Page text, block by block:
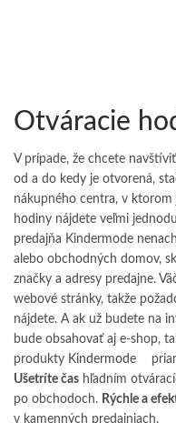
Otváracie
V prípade, že chcete
od a do kedy je otvorená,
nákupného centra, v
hodiny nájdete veľmi
predajňa Kindermode
alebo obchodných domov,
značky a adresy predajne.
webové stránky, takže
nájdete. A ak už budete na
bude obsahovať aj e-shop,
produkty Kindermode
Ušetríte čas hľadním
po obchodoch. Rýchle a
v kamenných predajniach.